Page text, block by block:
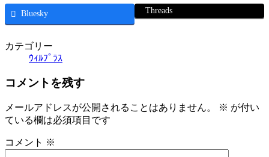
Bluesky Threads
カテゴリー
ｳｨﾙﾌﾟﾗｽ
コメントを残す
メールアドレスが公開されることはありません。 ※ が付い
ている欄は必須項目です
コメント ※